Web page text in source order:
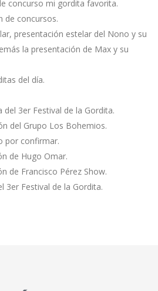
concurso mi gordita favorita.
de concursos.
presentación estelar del Nono y su
la presentación de Max y su
del día.
del 3er Festival de la Gordita.
del Grupo Los Bohemios.
por confirmar.
de Hugo Omar.
de Francisco Pérez Show.
3er Festival de la Gordita.